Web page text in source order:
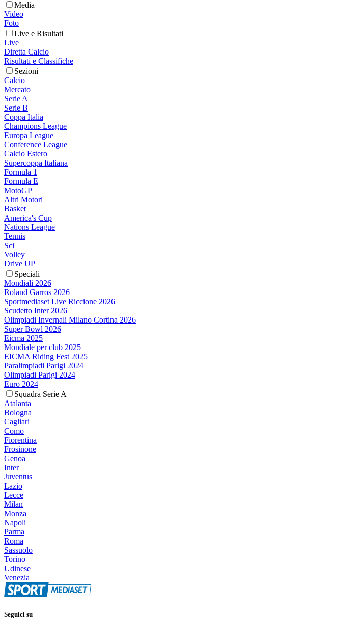
Media
Video
Foto
Live e Risultati
Live
Diretta Calcio
Risultati e Classifiche
Sezioni
Calcio
Mercato
Serie A
Serie B
Coppa Italia
Champions League
Europa League
Conference League
Calcio Estero
Supercoppa Italiana
Formula 1
Formula E
MotoGP
Altri Motori
Basket
America's Cup
Nations League
Tennis
Sci
Volley
Drive UP
Speciali
Mondiali 2026
Roland Garros 2026
Sportmediaset Live Riccione 2026
Scudetto Inter 2026
Olimpiadi Invernali Milano Cortina 2026
Super Bowl 2026
Eicma 2025
Mondiale per club 2025
EICMA Riding Fest 2025
Paralimpiadi Parigi 2024
Olimpiadi Parigi 2024
Euro 2024
Squadra Serie A
Atalanta
Bologna
Cagliari
Como
Fiorentina
Frosinone
Genoa
Inter
Juventus
Lazio
Lecce
Milan
Monza
Napoli
Parma
Roma
Sassuolo
Torino
Udinese
Venezia
Seguici su